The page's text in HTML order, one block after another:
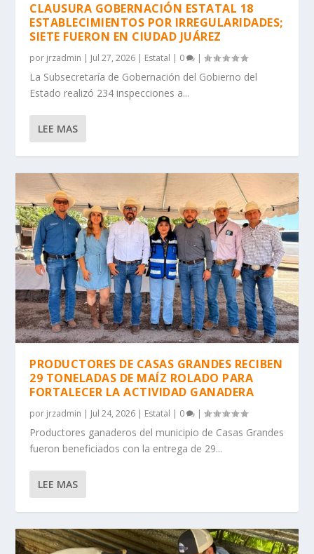
CLAUSURA GOBERNACIÓN ESTATAL 18
ESTABLECIMIENTOS POR IRREGULARIDADES;
SIETE FUERON EN CIUDAD JUÁREZ
por jrzadmin | Jul 27, 2026 | Estatal | 0 |
La Subsecretaría de Gobernación del Gobierno del
Estado realizó 234 inspecciones a...
LEE MAS
PRODUCTORES DE CASAS GRANDES RECIBEN
29 TONELADAS DE MAÍZ ROLADO PARA
FORTALECER LA ACTIVIDAD GANADERA
por jrzadmin | Jul 24, 2026 | Estatal | 0 |
Productores ganaderos del municipio de Casas Grandes
fueron beneficiados con la entrega de 29...
LEE MAS